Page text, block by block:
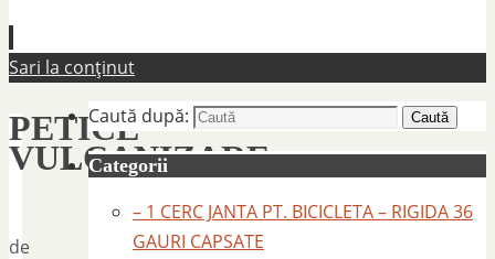
Sari la conținut
PETICE
VULCANIZARE
de
Caută după: Caută
Categorii
– 1 CERC JANTA PT. BICICLETA – RIGIDA 36
GAURI CAPSATE